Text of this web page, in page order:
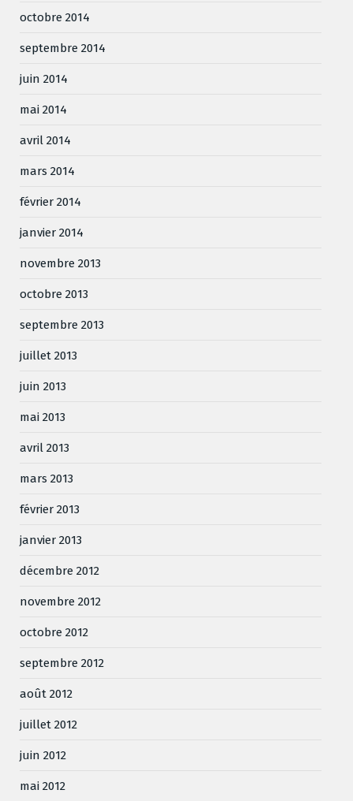
octobre 2014
septembre 2014
juin 2014
mai 2014
avril 2014
mars 2014
février 2014
janvier 2014
novembre 2013
octobre 2013
septembre 2013
juillet 2013
juin 2013
mai 2013
avril 2013
mars 2013
février 2013
janvier 2013
décembre 2012
novembre 2012
octobre 2012
septembre 2012
août 2012
juillet 2012
juin 2012
mai 2012